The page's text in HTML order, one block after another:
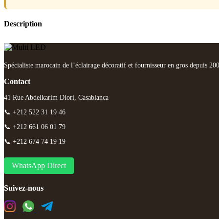
Description
Spécialiste marocain de l’éclairage décoratif et fournisseur en gros depuis
Contact
41 Rue Abdelkarim Diori, Casablanca
📞 +212 522 31 19 46
📞 +212 661 06 01 79
📞 +212 674 74 19 19
WhatsApp Direct
Suivez-nous